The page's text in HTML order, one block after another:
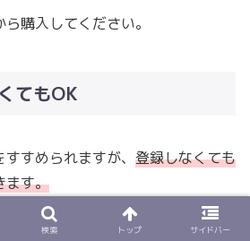
購入してください。
てもOK
すめられますが、 登録しなくても
ます。
」というボタンを選択してください。
検索 トップ サイドバー